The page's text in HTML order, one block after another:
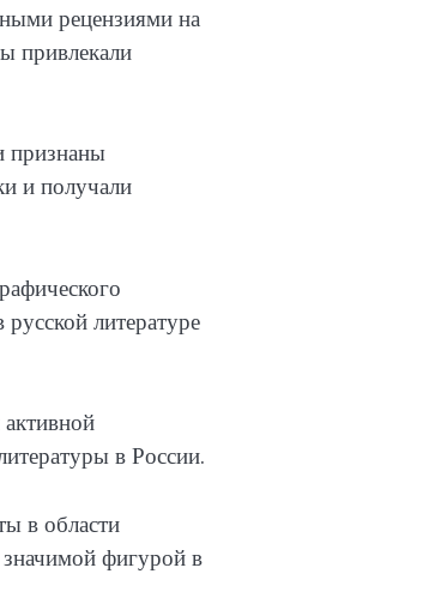
рецензиями на
привлекали
признаны
и получали
литературе
в России.
в области
значимой фигурой в